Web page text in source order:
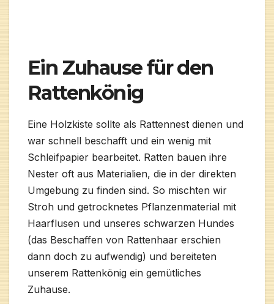
Ein Zuhause für den
Rattenkönig
Eine Holzkiste sollte als Rattennest dienen und
war schnell beschafft und ein wenig mit
Schleifpapier bearbeitet. Ratten bauen ihre
Nester oft aus Materialien, die in der direkten
Umgebung zu finden sind. So mischten wir
Stroh und getrocknetes Pflanzenmaterial mit
Haarflusen und unseres schwarzen Hundes
(das Beschaffen von Rattenhaar erschien
dann doch zu aufwendig) und bereiteten
unserem Rattenkönig ein gemütliches
Zuhause.